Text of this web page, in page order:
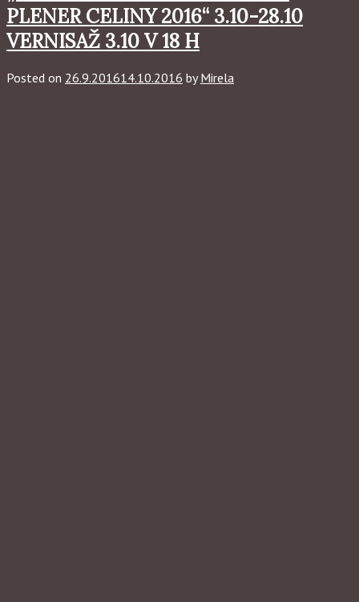
PLENER CELINY 2016“ 3.10-28.10
VERNISAŽ 3.10 V 18 H
Posted on 26.9.201614.10.2016 byMirela